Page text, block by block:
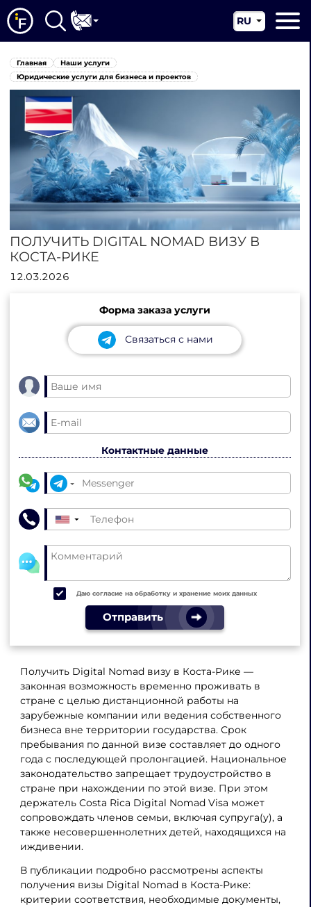
О нас
Наши услуги
Новости
Юрисдикции
Контакты
RU
EN
Главная
Наши услуги
Юридические услуги для бизнеса и проектов
ПОЛУЧИТЬ DIGITAL NOMAD ВИЗУ В
КОСТА-РИКЕ
12.03.2026
Форма заказа услуги
Связаться с нами
Контактные данные
▼
Даю согласие на обработку и хранение моих данных
Отправить
Получить Digital Nomad визу в Коста-Рике —
законная возможность временно проживать в
стране с целью дистанционной работы на
зарубежные компании или ведения собственного
бизнеса вне территории государства. Срок
пребывания по данной визе составляет до одного
года с последующей пролонгацией. Национальное
законодательство запрещает трудоустройство в
стране при нахождении по этой визе. При этом
держатель Costa Rica Digital Nomad Visa может
сопровождать членов семьи, включая супруга(у), а
также несовершеннолетних детей, находящихся на
иждивении.
В публикации подробно рассмотрены аспекты
получения визы Digital Nomad в Коста-Рике:
критерии соответствия, необходимые документы,